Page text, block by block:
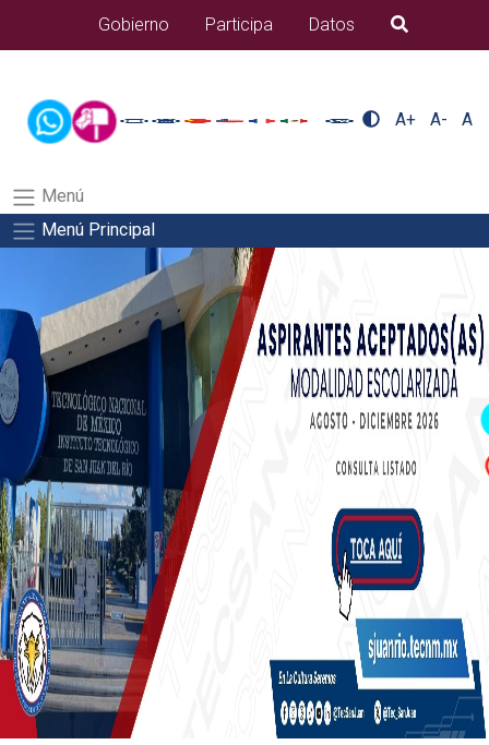
docentes/pdfSalida del comando:
Gobierno Participa Datos B�squeda
A+ A- A
Menú
Menú Principal